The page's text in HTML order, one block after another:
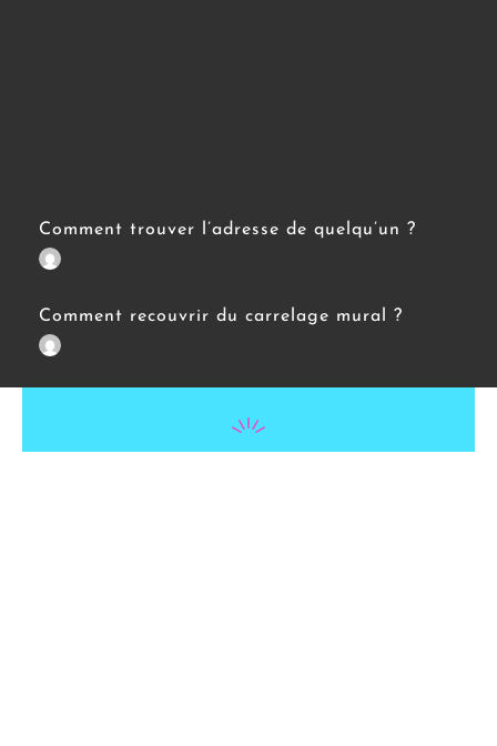
Comment trouver l’adresse de quelqu’un ?
Comment recouvrir du carrelage mural ?